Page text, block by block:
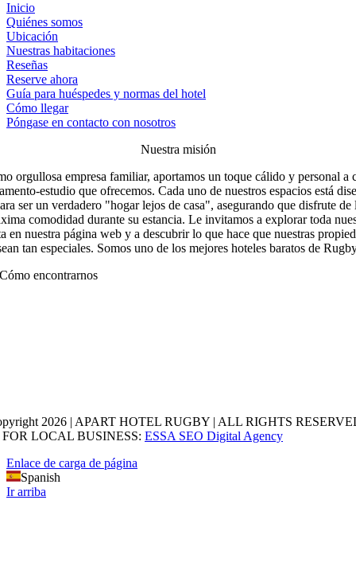
Inicio
Quiénes somos
Ubicación
Nuestras habitaciones
Reseñas
Reserve ahora
Guía para huéspedes y normas del hotel
Cómo llegar
Póngase en contacto con nosotros
Nuestra misión
orgullosa empresa familiar, aportamos un toque cálido y personal a
estudio que ofrecemos. Cada uno de nuestros espacios está
ser un verdadero "hogar lejos de casa", asegurando que disfrute de
comodidad durante su estancia. Le invitamos a explorar toda
en nuestra página web y a descubrir lo que hace que nuestras
tan especiales. Somos uno de los mejores hoteles baratos de
Cómo encontrarnos
2026 | APART HOTEL RUGBY | ALL RIGHTS
FOR LOCAL BUSINESS: ESSA SEO Digital Agency
Enlace de carga de página
Spanish
Ir arriba